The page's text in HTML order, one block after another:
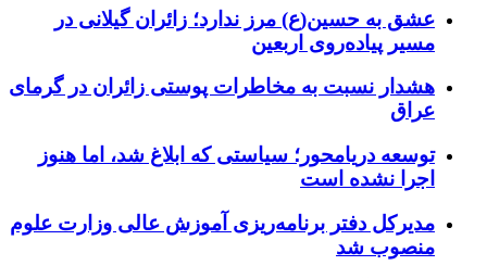
عشق به حسین(ع) مرز ندارد؛ زائران گیلانی در
مسیر پیاده‌روی اربعین
هشدار نسبت به مخاطرات پوستی زائران در گرمای
عراق
توسعه دریامحور؛ سیاستی که ابلاغ شد، اما هنوز
اجرا نشده است
مدیرکل دفتر برنامه‌ریزی آموزش عالی وزارت علوم
منصوب شد